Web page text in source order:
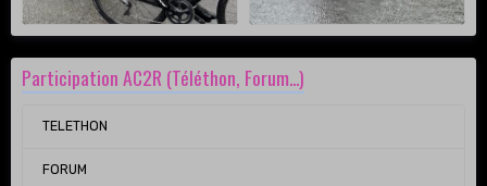
Participation AC2R (Téléthon, Forum...)
TELETHON
FORUM